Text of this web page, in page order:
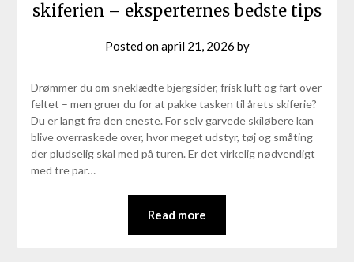
skiferien – eksperternes bedste tips
Posted onapril 21, 2026 by
Drømmer du om sneklædte bjergsider, frisk luft og fart over
feltet – men gruer du for at pakke tasken til årets skiferie?
Du er langt fra den eneste. For selv garvede skiløbere kan
blive overraskede over, hvor meget udstyr, tøj og småting
der pludselig skal med på turen. Er det virkelig nødvendigt
med tre par…
Read more